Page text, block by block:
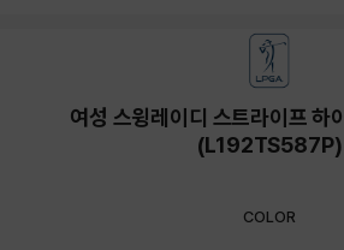
여성 스윙레이디 스트라이프 하
(L192TS587P)
COLOR